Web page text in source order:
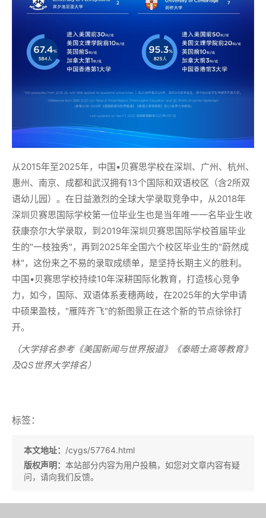
从2015年至2025年，中国•贝赛思学校在深圳、广州、杭州、
惠州、南京、成都和武汉拥有13个国际和双语校区（含2所双
语幼儿园）。在日益激烈的全球大学录取竞争中，从2018年
深圳贝赛思国际学校第一位毕业生也是当年唯一一名毕业生收
获康奈尔大学录取，到2019年深圳贝赛思国际学校首届毕业
生的"一枝独秀"，再到2025年全国六个校区毕业生的"蔚然成
林"，这份来之不易的录取成绩单，是坚持长期主义的胜利。
中国•贝赛思学校持续10年深耕国际化教育，打造核心竞争
力，如今，国际、双语体系麦穗两岐，在2025年的大学申请
中硕果盈枝，"雁阵齐飞"的新图景正在这个新的节点徐徐打
开。
（大学排名参考《美国新闻与世界报道》《泰晤士高等教育》
及QS世界大学排名）
标签：
本文地址： /cygs/57764.html
版权声明： 本站部分内容为用户投稿，如您对文章内容有疑
问，请向我们反馈。